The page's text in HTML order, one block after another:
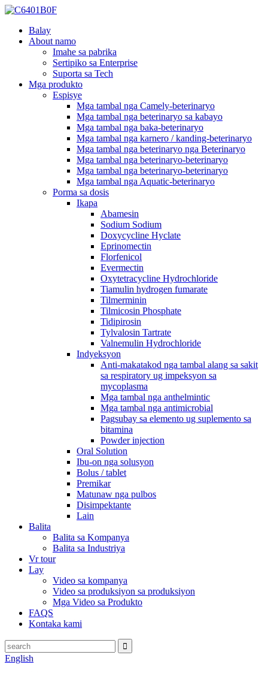
Balay
About namo
Imahe sa pabrika
Sertipiko sa Enterprise
Suporta sa Tech
Mga produkto
Espisye
Mga tambal nga Camely-beterinaryo
Mga tambal nga beterinaryo sa kabayo
Mga tambal nga baka-beterinaryo
Mga tambal nga karnero / kanding-beterinaryo
Mga tambal nga beterinaryo nga Beterinaryo
Mga tambal nga beterinaryo-beterinaryo
Mga tambal nga beterinaryo-beterinaryo
Mga tambal nga Aquatic-beterinaryo
Porma sa dosis
Ikapa
Abamesin
Sodium Sodium
Doxycycline Hyclate
Eprinomectin
Florfenicol
Evermectin
Oxytetracycline Hydrochloride
Tiamulin hydrogen fumarate
Tilmerminin
Tilmicosin Phosphate
Tidipirosin
Tylvalosin Tartrate
Valnemulin Hydrochloride
Indyeksyon
Anti-makatakod nga tambal alang sa sakit
sa respiratory ug impeksyon sa
mycoplasma
Mga tambal nga anthelmintic
Mga tambal nga antimicrobial
Pagsubay sa elemento ug suplemento sa
bitamina
Powder injection
Oral Solution
Ibu-on nga solusyon
Bolus / tablet
Premikar
Matunaw nga pulbos
Disimpektante
Lain
Balita
Balita sa Kompanya
Balita sa Industriya
Vr tour
Lay
Video sa kompanya
Video sa produksiyon sa produksiyon
Mga Video sa Produkto
FAQS
Kontaka kami
English